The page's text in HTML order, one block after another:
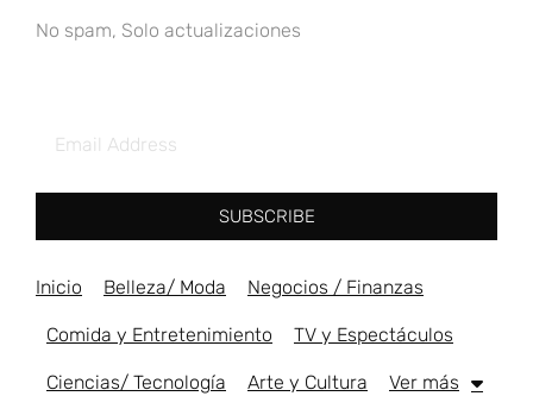
No spam, Solo actualizaciones
SUBSCRIBE
Inicio Belleza/ Moda Negocios / Finanzas
Comida y Entretenimiento TV y Espectáculos
Ciencias/ Tecnología Arte y Cultura Ver más